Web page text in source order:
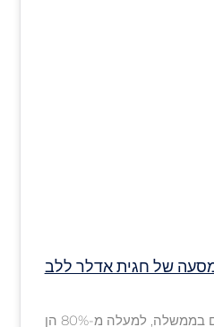
של חגית אדלר ללב
"ברואנדה יש רוב מוחלט לנשים בממשלה, למעלה מ-80% הן